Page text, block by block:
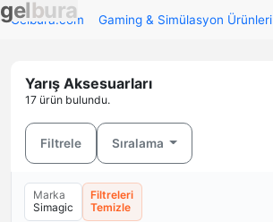
gelbura
Gelbura.com Gaming & Simülasyon Ürünleri
Yarış Aksesuarları
17 ürün bulundu.
Filtrele Sıralama
Marka
Simagic
Filtreleri
Temizle